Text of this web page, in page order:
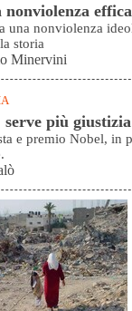
nonviolenza
una nonviolenza
storia
Minervini
più
e premio Nobel, in